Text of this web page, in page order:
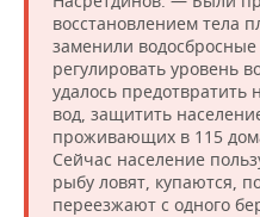
восстановлением тела
заменили
регулировать уровень
удалось предотвратить
вод, защитить
проживающих в 115
Сейчас население
рыбу ловят, купаются,
переезжают с одного